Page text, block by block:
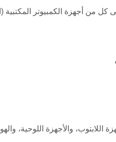
من أجهزة الكمبيوتر المكتبية
اللابتوب، والأجهزة اللوحية،